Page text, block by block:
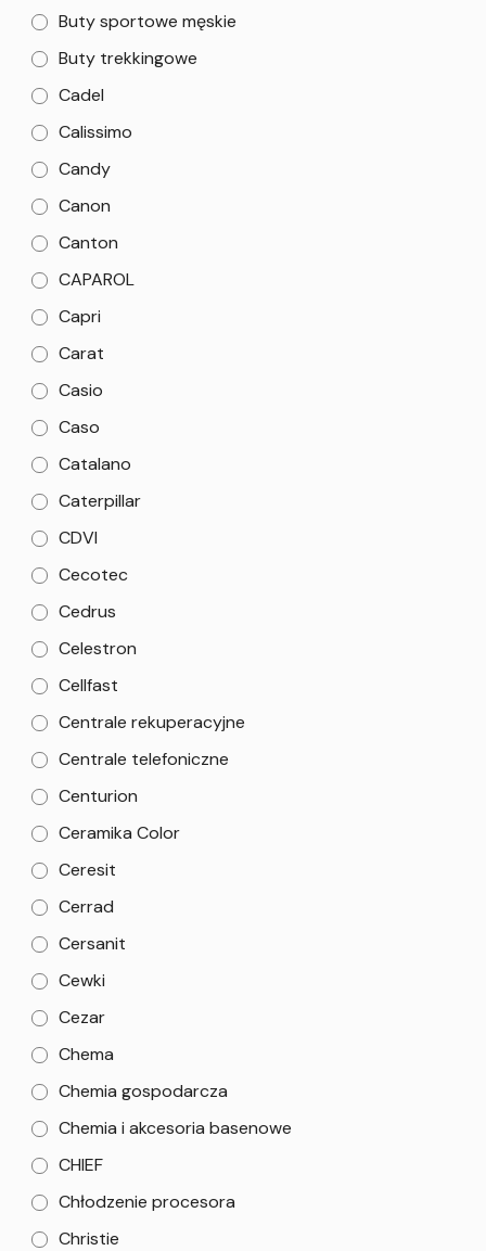
Buty sportowe męskie
Buty trekkingowe
Cadel
Calissimo
Candy
Canon
Canton
CAPAROL
Capri
Carat
Casio
Caso
Catalano
Caterpillar
CDVI
Cecotec
Cedrus
Celestron
Cellfast
Centrale rekuperacyjne
Centrale telefoniczne
Centurion
Ceramika Color
Ceresit
Cerrad
Cersanit
Cewki
Cezar
Chema
Chemia gospodarcza
Chemia i akcesoria basenowe
CHIEF
Chłodzenie procesora
Christie